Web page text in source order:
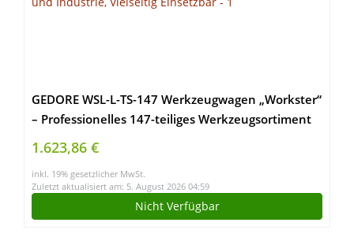
GEDORE WSL-L-TS-147 Werkzeugwagen „Workster“
– Professionelles 147-teiliges Werkzeugsortiment
im Mobilen Wagen, Robuste Ausführung für
Werkstatt und Industrie, Vielseitig Einsetzbar
1.623,86 €
inkl. 19% gesetzlicher MwSt.
Zuletzt aktualisiert am: 5. August 2026 04:59
Nicht Verfügbar